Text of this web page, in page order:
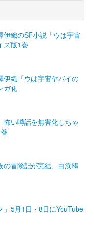
伊織のSF小説「ウは宇宙
ズ版1巻
伊織「ウは宇宙ヤバイの
ガ化
怖い噂話を無害化しちゃ
の冒険記が完結、白浜鴎
」5月1日・8日にYouTube